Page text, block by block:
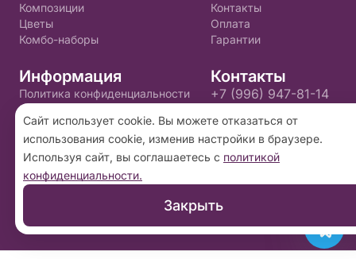
Композиции
Цветы
Комбо-наборы
Контакты
Оплата
Гарантии
Информация
Политика конфиденциальности
Пользовательское соглашение
Контакты
+7 (996) 947-81-14
2026 ©«Золотой цветок»- Интернет-магазин
доставки цветов в Пскове. Сайт создан на
платформеФлория.
Сайт использует cookie. Вы можете отказаться от
использования cookie, изменив настройки в браузере.
Используя сайт, вы соглашаетесь с политикой
конфиденциальности.
Закрыть